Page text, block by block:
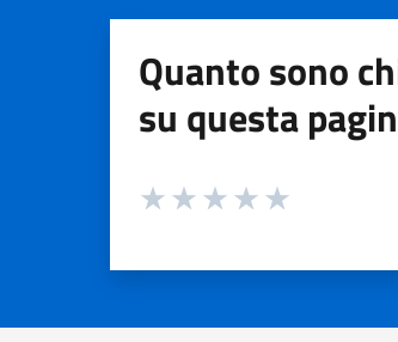
Quanto sono
su questa
Valuta da 1 a 5 stelle la pagina